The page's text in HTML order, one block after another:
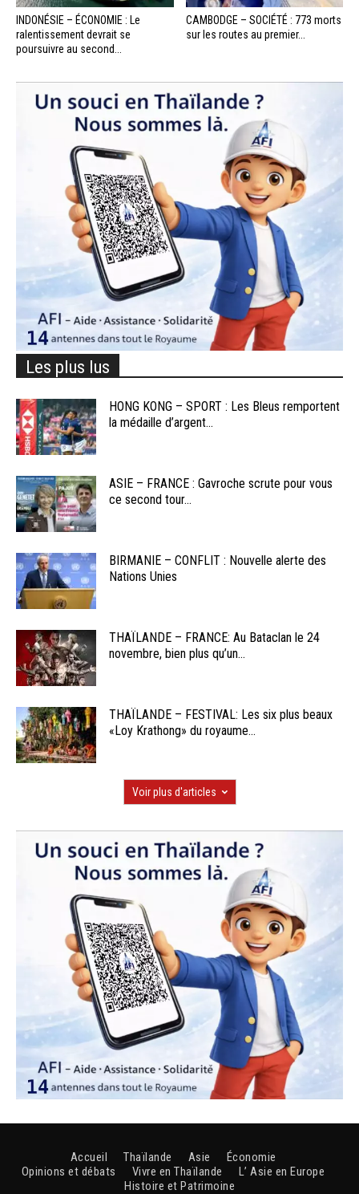
INDONÉSIE – ÉCONOMIE : Le
ralentissement devrait se
poursuivre au second...
CAMBODGE – SOCIÉTÉ : 773 morts
sur les routes au premier...
Les plus lus
HONG KONG – SPORT : Les Bleus remportent
la médaille d’argent...
ASIE – FRANCE : Gavroche scrute pour vous
ce second tour...
BIRMANIE – CONFLIT : Nouvelle alerte des
Nations Unies
THAÏLANDE – FRANCE: Au Bataclan le 24
novembre, bien plus qu’un...
THAÏLANDE – FESTIVAL: Les six plus beaux
«Loy Krathong» du royaume...
Voir plus d'articles
Accueil Thaïlande Asie
Économie
Opinions et débats
Vivre en Thaïlande
L’ Asie en Europe
Histoire et Patrimoine